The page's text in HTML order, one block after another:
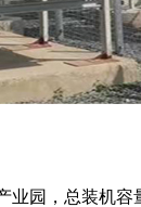
园，总装机容